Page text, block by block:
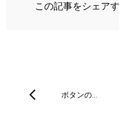
この記事をシェア
ボタンの…